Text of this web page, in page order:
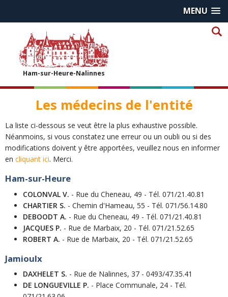
MENU
Ham-sur-Heure-Nalinnes
Les médecins de l'entité
La liste ci-dessous se veut être la plus exhaustive possible.
Néanmoins, si vous constatez une erreur ou un oubli ou si des
modifications doivent y être apportées, veuillez nous en informer
en cliquant ici. Merci.
Ham-sur-Heure
COLONVAL V. - Rue du Cheneau, 49 - Tél. 071/21.40.81
CHARTIER S. - Chemin d'Hameau, 55 - Tél. 071/56.14.80
DEBOODT A. - Rue du Cheneau, 49 - Tél. 071/21.40.81
JACQUES P. - Rue de Marbaix, 20 - Tél. 071/21.52.65
ROBERT A. - Rue de Marbaix, 20 - Tél. 071/21.52.65
Jamioulx
DAXHELET S. - Rue de Nalinnes, 37 - 0493/47.35.41
DE LONGUEVILLE P. - Place Communale, 24 - Tél.